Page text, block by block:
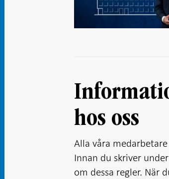
hos oss
Alla våra
Innan du skriver
om dessa regler. När